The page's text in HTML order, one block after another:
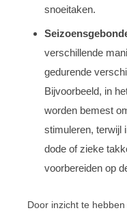
snoeitaken.
verschillende
gedurende
Bijvoorbeeld, in
worden bemest
stimuleren, terwijl
dode of zieke
voorbereiden op
Door inzicht te